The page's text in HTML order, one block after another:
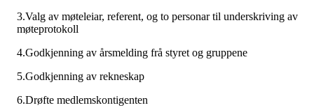
3.Valg av møteleiar, referent, og to personar til underskriving av
møteprotokoll
4.Godkjenning av årsmelding frå styret og gruppene
5.Godkjenning av rekneskap
6.Drøfte medlemskontigenten